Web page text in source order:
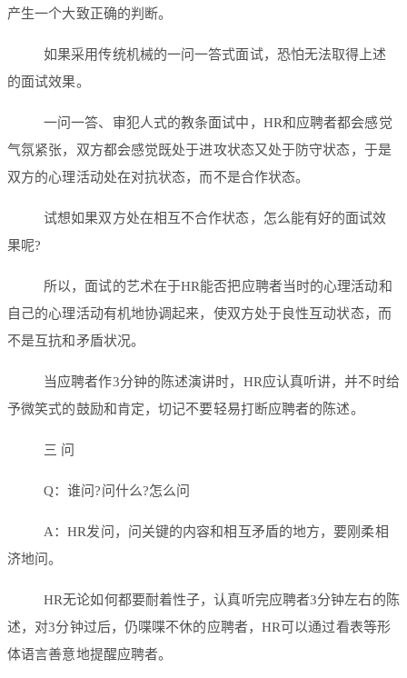
产生一个大致正确的判断。
如果采用传统机械的一问一答式面试，恐怕无法取得上述
的面试效果。
一问一答、审犯人式的教条面试中，HR和应聘者都会感觉
气氛紧张，双方都会感觉既处于进攻状态又处于防守状态，于是
双方的心理活动处在对抗状态，而不是合作状态。
试想如果双方处在相互不合作状态，怎么能有好的面试效
果呢?
所以，面试的艺术在于HR能否把应聘者当时的心理活动和
自己的心理活动有机地协调起来，使双方处于良性互动状态，而
不是互抗和矛盾状况。
当应聘者作3分钟的陈述演讲时，HR应认真听讲，并不时给
予微笑式的鼓励和肯定，切记不要轻易打断应聘者的陈述。
三 问
Q：谁问?问什么?怎么问
A：HR发问，问关键的内容和相互矛盾的地方，要刚柔相
济地问。
HR无论如何都要耐着性子，认真听完应聘者3分钟左右的陈
述，对3分钟过后，仍喋喋不休的应聘者，HR可以通过看表等形
体语言善意地提醒应聘者。